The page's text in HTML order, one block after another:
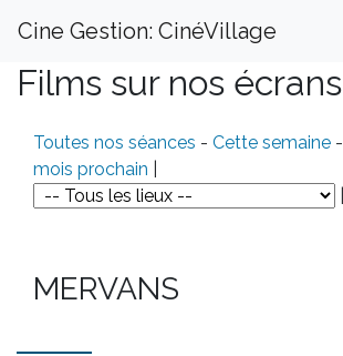
Cine Gestion: CinéVillage
Films sur nos écrans
Toutes nos séances - Cette semaine -
mois prochain
MERVANS